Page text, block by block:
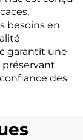
besoins en
garantit une
des